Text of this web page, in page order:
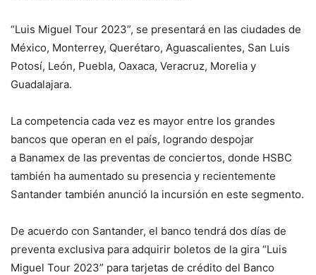
“Luis Miguel Tour 2023”, se presentará en las ciudades de
México, Monterrey, Querétaro, Aguascalientes, San Luis
Potosí, León, Puebla, Oaxaca, Veracruz, Morelia y
Guadalajara.
La competencia cada vez es mayor entre los grandes
bancos que operan en el país, logrando despojar
a Banamex de las preventas de conciertos, donde HSBC
también ha aumentado su presencia y recientemente
Santander también anunció la incursión en este segmento.
De acuerdo con Santander, el banco tendrá dos días de
preventa exclusiva para adquirir boletos de la gira “Luis
Miguel Tour 2023” para tarjetas de crédito del Banco